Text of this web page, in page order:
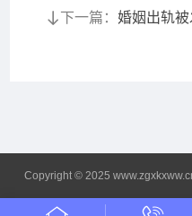
下一篇： 婚姻出轨
Copyright © 2025